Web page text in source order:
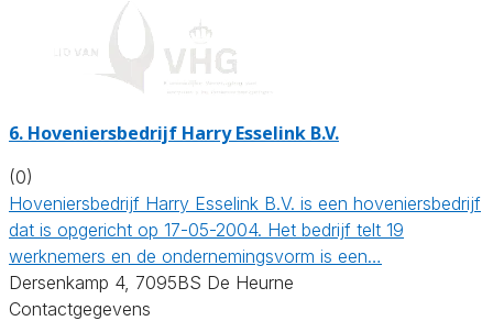
6. Hoveniersbedrijf Harry Esselink B.V.
(0)
Hoveniersbedrijf Harry Esselink B.V. is een hoveniersbedrijf
dat is opgericht op 17-05-2004. Het bedrijf telt 19
werknemers en de ondernemingsvorm is een…
Dersenkamp 4, 7095BS De Heurne
Contactgegevens